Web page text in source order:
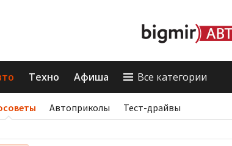
Техно Афиша Все категории
Автоприколы Тест-драйвы